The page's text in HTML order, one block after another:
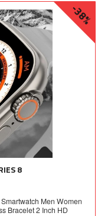
8
-38%
Men Women
Bracelet 2 Inch HD